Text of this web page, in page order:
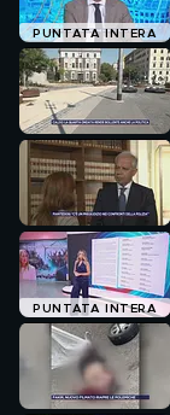
PUNTATA INTERA
PUNTATA INTERA